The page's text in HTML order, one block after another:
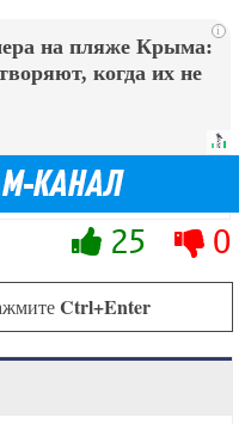
i
на пляже Крыма:
когда их не
25 0
Ctrl+Enter